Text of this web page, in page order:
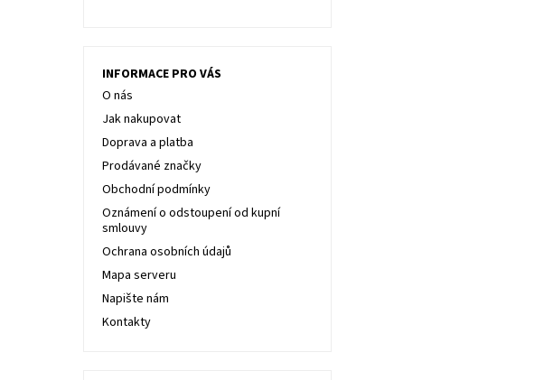
INFORMACE PRO VÁS
O nás
Jak nakupovat
Doprava a platba
Prodávané značky
Obchodní podmínky
Oznámení o odstoupení od kupní
smlouvy
Ochrana osobních údajů
Mapa serveru
Napište nám
Kontakty